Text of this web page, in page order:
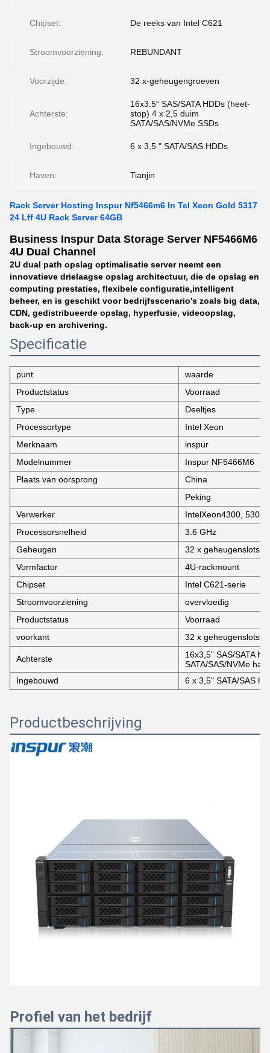
Chipset: De reeks van Intel C621
Stroomvoorziening: REBUNDANT
Voorzijde: 32 x-geheugengroeven
Achterste:
16x3.5“ SAS/SATA HDDs (heet-
stop) 4 x 2,5 duim
SATA/SAS/NVMe SSDs
Ingebouwd: 6 x 3,5 " SATA/SAS HDDs
Haven: Tianjin
Rack Server Hosting Inspur Nf5466m6 In Tel Xeon Gold 5317
24 Lff 4U Rack Server 64GB
Business Inspur Data Storage Server NF5466M6
4U Dual Channel
2U dual path opslag optimalisatie server neemt een
innovatieve drielaagse opslag architectuur, die de opslag en
computing prestaties, flexibele configuratie,intelligent
beheer, en is geschikt voor bedrijfsscenario's zoals big data,
CDN, gedistribueerde opslag, hyperfusie, videoopslag,
back-up en archivering.
Specificatie
punt
waarde
Productstatus
Voorraad
Type
Deeltjes
Processortype
Intel Xeon
Merknaam
inspur
Modelnummer
Inspur NF5466M6
Plaats van oorsprong
China
Peking
Verwerker
IntelXeon4300,
Processorsnelheid
3.6 GHz
Geheugen
32 x geheugenslots
Vormfactor
4U-rackmount
Chipset
Intel C621-serie
Stroomvoorziening
overvloedig
Productstatus
Voorraad
voorkant
32 x geheugenslots
Achterste
16x3,5" SAS/SATA
SATA/SAS/NVMe
Ingebouwd
6 x 3,5" SATA/SAS
Productbeschrijving
Profiel van het bedrijf